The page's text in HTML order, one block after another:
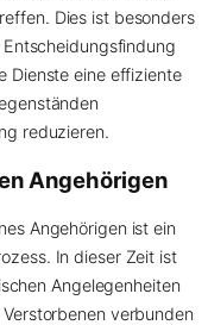
Dies ist besonders
Dienste eine effiziente
reduzieren.
Angehörigen
Angehörigen ist ein
In dieser Zeit ist
Angelegenheiten
verbunden